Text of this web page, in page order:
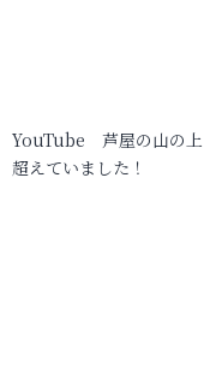
YouTube 芦屋の山の上
超えていました！